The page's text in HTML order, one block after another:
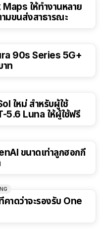
ให้ทำงานหลาย
มขนส่งสาธารณะ
90s Series 5G+
ท
ใหม่ สำหรับผู้ใช้
5.6 Luna ให้ผู้ใช้ฟรี
ขนาดเท่าลูกฮอกกี้
าดว่าจะรองรับ One